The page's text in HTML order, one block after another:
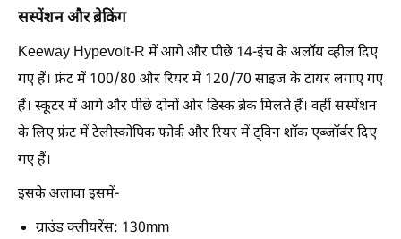
सस्पेंशन और ब्रेकिंग
Keeway Hypevolt-R में आगे और पीछे 14-इंच के अलॉय व्हील दिए
गए हैं। फ्रंट में 100/80 और रियर में 120/70 साइज के टायर लगाए गए
हैं। स्कूटर में आगे और पीछे दोनों ओर डिस्क ब्रेक मिलते हैं। वहीं सस्पेंशन
के लिए फ्रंट में टेलीस्कोपिक फोर्क और रियर में ट्विन शॉक एब्जॉर्बर दिए
गए हैं।
इसके अलावा इसमें-
ग्राउंड क्लीयरेंस: 130mm